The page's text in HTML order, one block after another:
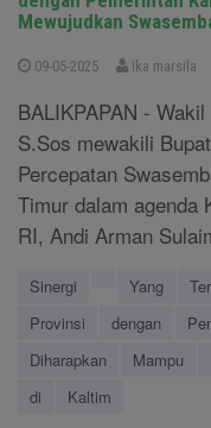
Mewujudkan
09-05-2025 Ika marsila
BALIKPAPAN -
S.Sos mewakili
Percepatan
Timur dalam agenda
RI, Andi Arman
Sinergi Yang
Provinsi
dengan
Diharapkan
Mampu
di
Kaltim